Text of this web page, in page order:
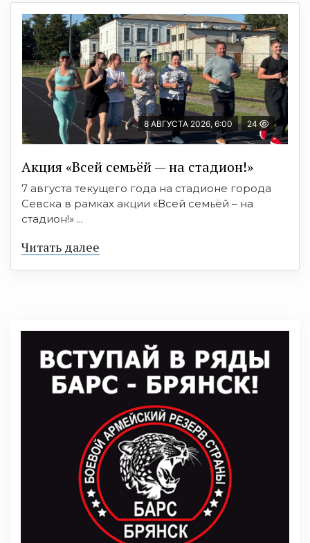
8 АВГУСТА 2026, 6:00 24
Акция «Всей семьёй — на стадион!»
7 августа текущего года на стадионе города
Севска в рамках акции «Всей семьёй – на
стадион!» ...
Читать далее